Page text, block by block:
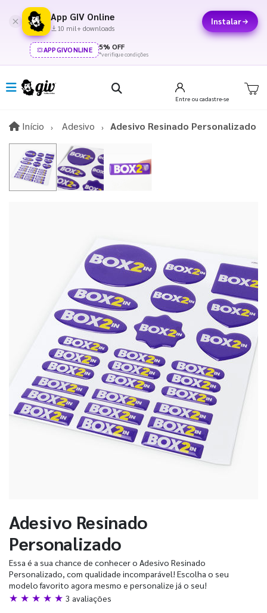
App GIV Online
10 mil+ downloads
Instalar
APPGIVONLINE 5% OFF
*verifique condições
Entre ou cadastre-se
Início InícioAdesivo Adesivo Resinado Personalizado
Adesivo Resinado
Personalizado
Essa é a sua chance de conhecer o Adesivo Resinado
Personalizado, com qualidade incomparável! Escolha o seu
modelo favorito agora mesmo e personalize já o seu!
★ ★ ★ ★ ★ 3 avaliações